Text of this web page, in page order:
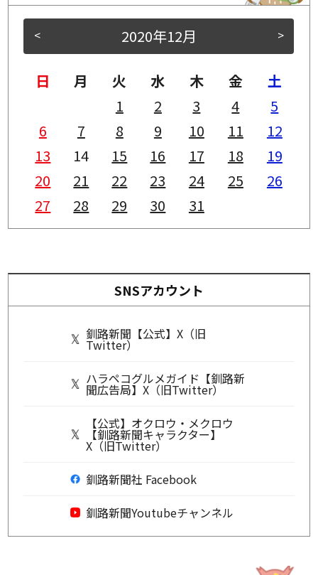
< >
2020年12月
日 月 火 水 木 金
土
1
2 3 4
5
6
7 8 9 10 11
12
13
14 15 16 17 18
19
20
21 22 23 24 25
26
27
28 29 30 31
SNSアカウント
釧路新聞【公式】X（旧
Twitter）
ハラペコグルメガイド【釧路新
聞広告局】X（旧Twitter）
【公式】オクロウ・メクロウ
【釧路新聞キャラクター】
X（旧Twitter）
釧路新聞社 Facebook
釧路新聞Youtubeチャンネル